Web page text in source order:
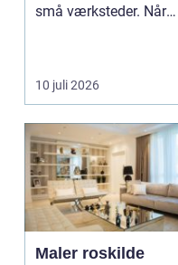
små værksteder. Når
10 juli 2026
Maler roskilde